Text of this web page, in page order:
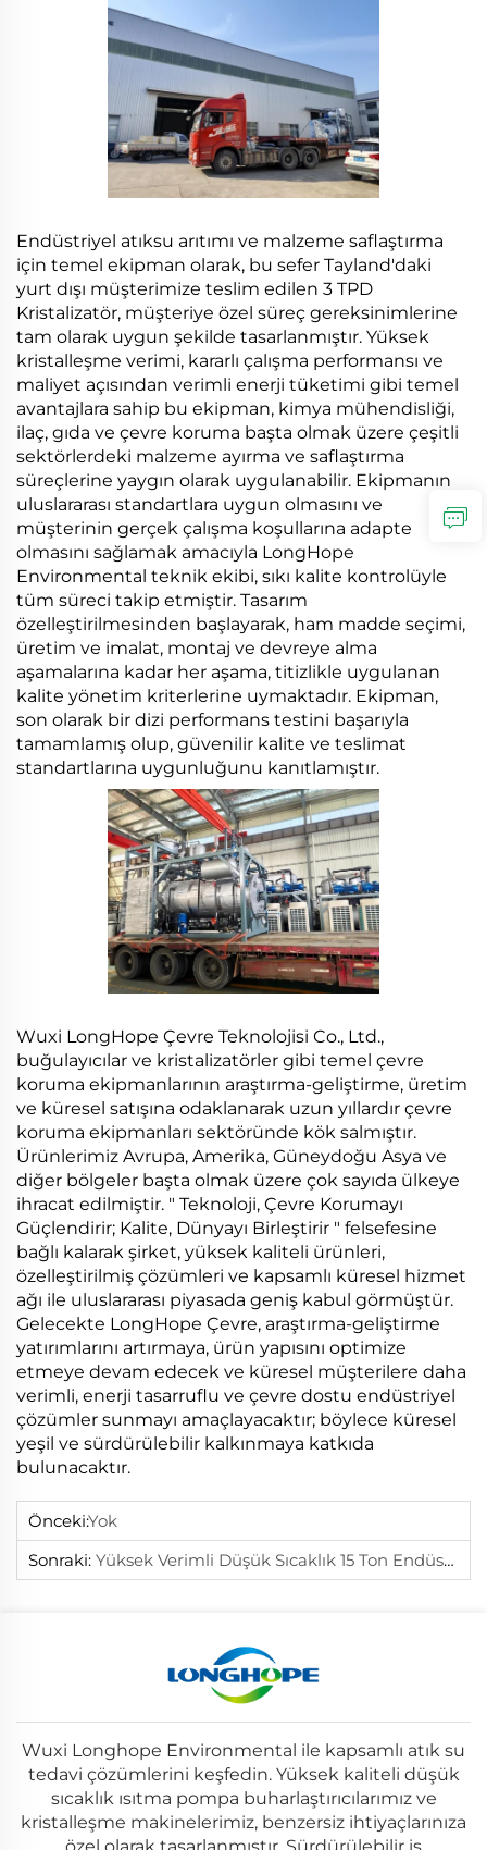
Endüstriyel atıksu arıtımı ve malzeme saflaştırma
için temel ekipman olarak, bu sefer Tayland'daki
yurt dışı müşterimize teslim edilen 3 TPD
Kristalizatör, müşteriye özel süreç gereksinimlerine
tam olarak uygun şekilde tasarlanmıştır. Yüksek
kristalleşme verimi, kararlı çalışma performansı ve
maliyet açısından verimli enerji tüketimi gibi temel
avantajlara sahip bu ekipman, kimya mühendisliği,
ilaç, gıda ve çevre koruma başta olmak üzere çeşitli
sektörlerdeki malzeme ayırma ve saflaştırma
süreçlerine yaygın olarak uygulanabilir. Ekipmanın
uluslararası standartlara uygun olmasını ve
müşterinin gerçek çalışma koşullarına adapte
olmasını sağlamak amacıyla LongHope
Environmental teknik ekibi, sıkı kalite kontrolüyle
tüm süreci takip etmiştir. Tasarım
özelleştirilmesinden başlayarak, ham madde seçimi,
üretim ve imalat, montaj ve devreye alma
aşamalarına kadar her aşama, titizlikle uygulanan
kalite yönetim kriterlerine uymaktadır. Ekipman,
son olarak bir dizi performans testini başarıyla
tamamlamış olup, güvenilir kalite ve teslimat
standartlarına uygunluğunu kanıtlamıştır.
Wuxi LongHope Çevre Teknolojisi Co., Ltd.,
buğulayıcılar ve kristalizatörler gibi temel çevre
koruma ekipmanlarının araştırma-geliştirme, üretim
ve küresel satışına odaklanarak uzun yıllardır çevre
koruma ekipmanları sektöründe kök salmıştır.
Ürünlerimiz Avrupa, Amerika, Güneydoğu Asya ve
diğer bölgeler başta olmak üzere çok sayıda ülkeye
ihracat edilmiştir. " Teknoloji, Çevre Korumayı
Güçlendirir; Kalite, Dünyayı Birleştirir " felsefesine
bağlı kalarak şirket, yüksek kaliteli ürünleri,
özelleştirilmiş çözümleri ve kapsamlı küresel hizmet
ağı ile uluslararası piyasada geniş kabul görmüştür.
Gelecekte LongHope Çevre, araştırma-geliştirme
yatırımlarını artırmaya, ürün yapısını optimize
etmeye devam edecek ve küresel müşterilere daha
verimli, enerji tasarruflu ve çevre dostu endüstriyel
çözümler sunmayı amaçlayacaktır; böylece küresel
yeşil ve sürdürülebilir kalkınmaya katkıda
bulunacaktır.
Önceki:Yok
Sonraki: Yüksek Verimli Düşük Sıcaklık 15 Ton Endüstriyel Buhar Kristalizatör Makinesi Etkin Kimyasal İşleme İçin
Wuxi Longhope Environmental ile kapsamlı atık su
tedavi çözümlerini keşfedin. Yüksek kaliteli düşük
sıcaklık ısıtma pompa buharlaştırıcılarımız ve
kristalleşme makinelerimiz, benzersiz ihtiyaçlarınıza